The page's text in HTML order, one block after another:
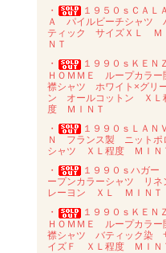
・
１９５０ｓＣＡＬ
Ａ パイルビーチシャツ
ティック サイズＸＬ Ｍ
ＮＴ
・
１９９０ｓＫＥＮ
ＨＯＭＭＥ ループカラー
襟シャツ ホワイト×グリ
ン オールコットン ＸＬ
度 ＭＩＮＴ
・
１９９０ｓＬＡＮ
Ｎ フランス製 ニットポ
シャツ ＸＬ程度 ＭＩＮ
・
１９９０ｓハガ
ープンカラーシャツ リネ
レーヨン ＸＬ ＭＩＮＴ
・
１９９０ｓＫＥＮ
ＨＯＭＭＥ ループカラー
襟シャツ バティック染
イズＦ ＸＬ程度 ＭＩＮ